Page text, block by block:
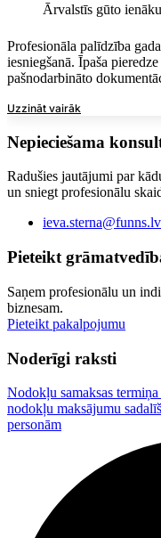
Ārvalstīs gūto
Profesionāla palīdzība
iesniegšanā. Īpaša
pašnodarbināto
Uzzināt vairāk
Nepieciešama
Radušies jautājumi par
un sniegt profesionālu
ieva.sterna@funns.lv
Pieteikt
Saņem profesionālu un
biznesam.
Pieteikt pakalpojumu
Noderīgi raksti
Nodokļu samaksas
nodokļu maksājumu
personām